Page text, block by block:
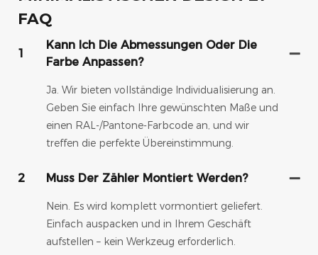
FAQ
1
Kann Ich Die Abmessungen Oder Die
Farbe Anpassen?
Ja. Wir bieten vollständige Individualisierung an.
Geben Sie einfach Ihre gewünschten Maße und
einen RAL-/Pantone-Farbcode an, und wir
treffen die perfekte Übereinstimmung.
2 Muss Der Zähler Montiert Werden?
Nein. Es wird komplett vormontiert geliefert.
Einfach auspacken und in Ihrem Geschäft
aufstellen – kein Werkzeug erforderlich.